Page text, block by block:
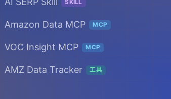
SKILL
Amazon Data MCP MCP
VOC Insight MCP MCP
AMZ Data Tracker 工具